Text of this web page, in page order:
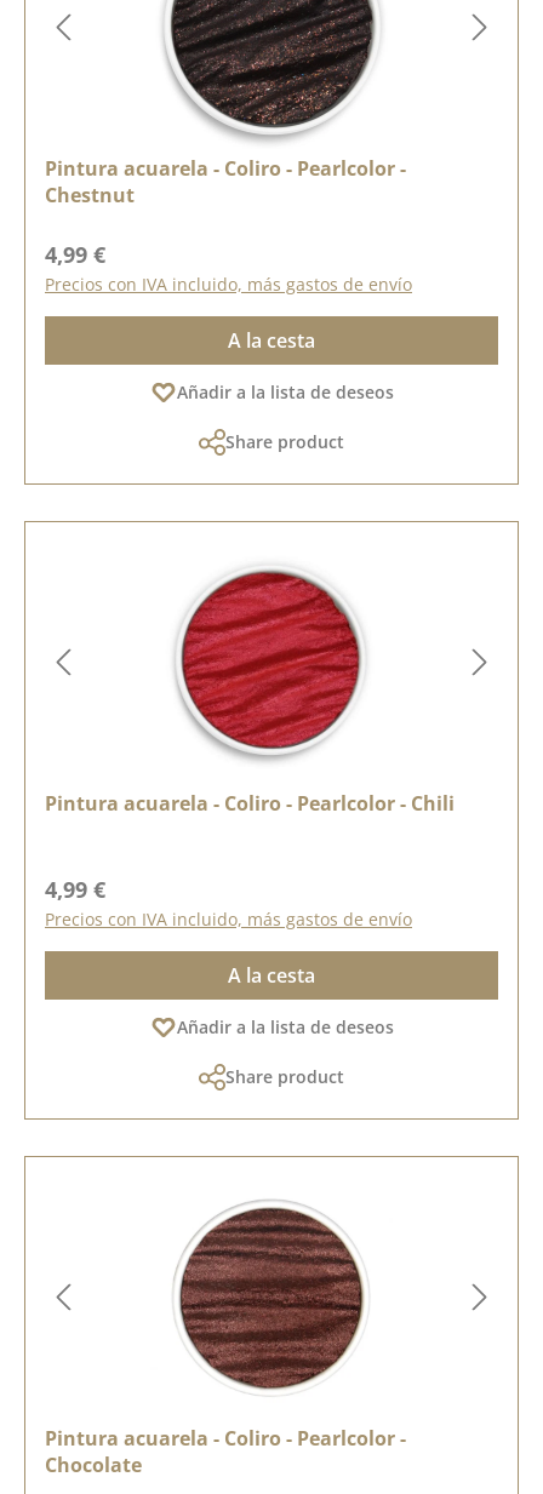
Pintura acuarela - Coliro - Pearlcolor -
Chestnut
Precio normal:
4,99 €
Precios con IVA incluido, más gastos de envío
A la cesta
Añadir a la lista de deseos
Share product
Pintura acuarela - Coliro - Pearlcolor - Chili
Precio normal:
4,99 €
Precios con IVA incluido, más gastos de envío
A la cesta
Añadir a la lista de deseos
Share product
Pintura acuarela - Coliro - Pearlcolor -
Chocolate